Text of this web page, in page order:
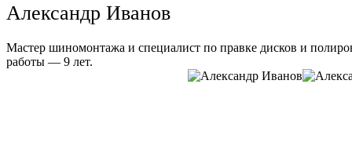
Александр Иванов
Мастер шиномонтажа и специалист по правке дисков и
работы — 9 лет.